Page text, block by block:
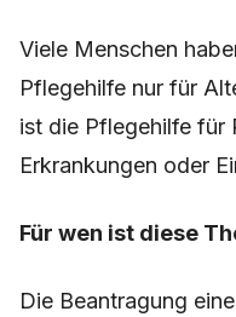
Viele Menschen
Pflegehilfe nur für
ist die Pflegehilfe für
Erkrankungen oder
Für wen ist diese
Die Beantragung